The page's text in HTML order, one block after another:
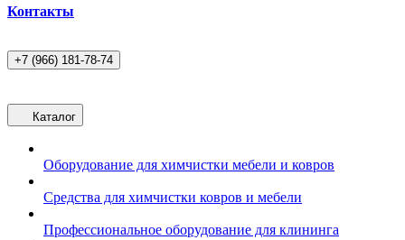
Контакты
+7 (966) 181-78-74
Каталог
Оборудование для химчистки мебели и ковров
Средства для химчистки ковров и мебели
Профессиональное оборудование для клининга